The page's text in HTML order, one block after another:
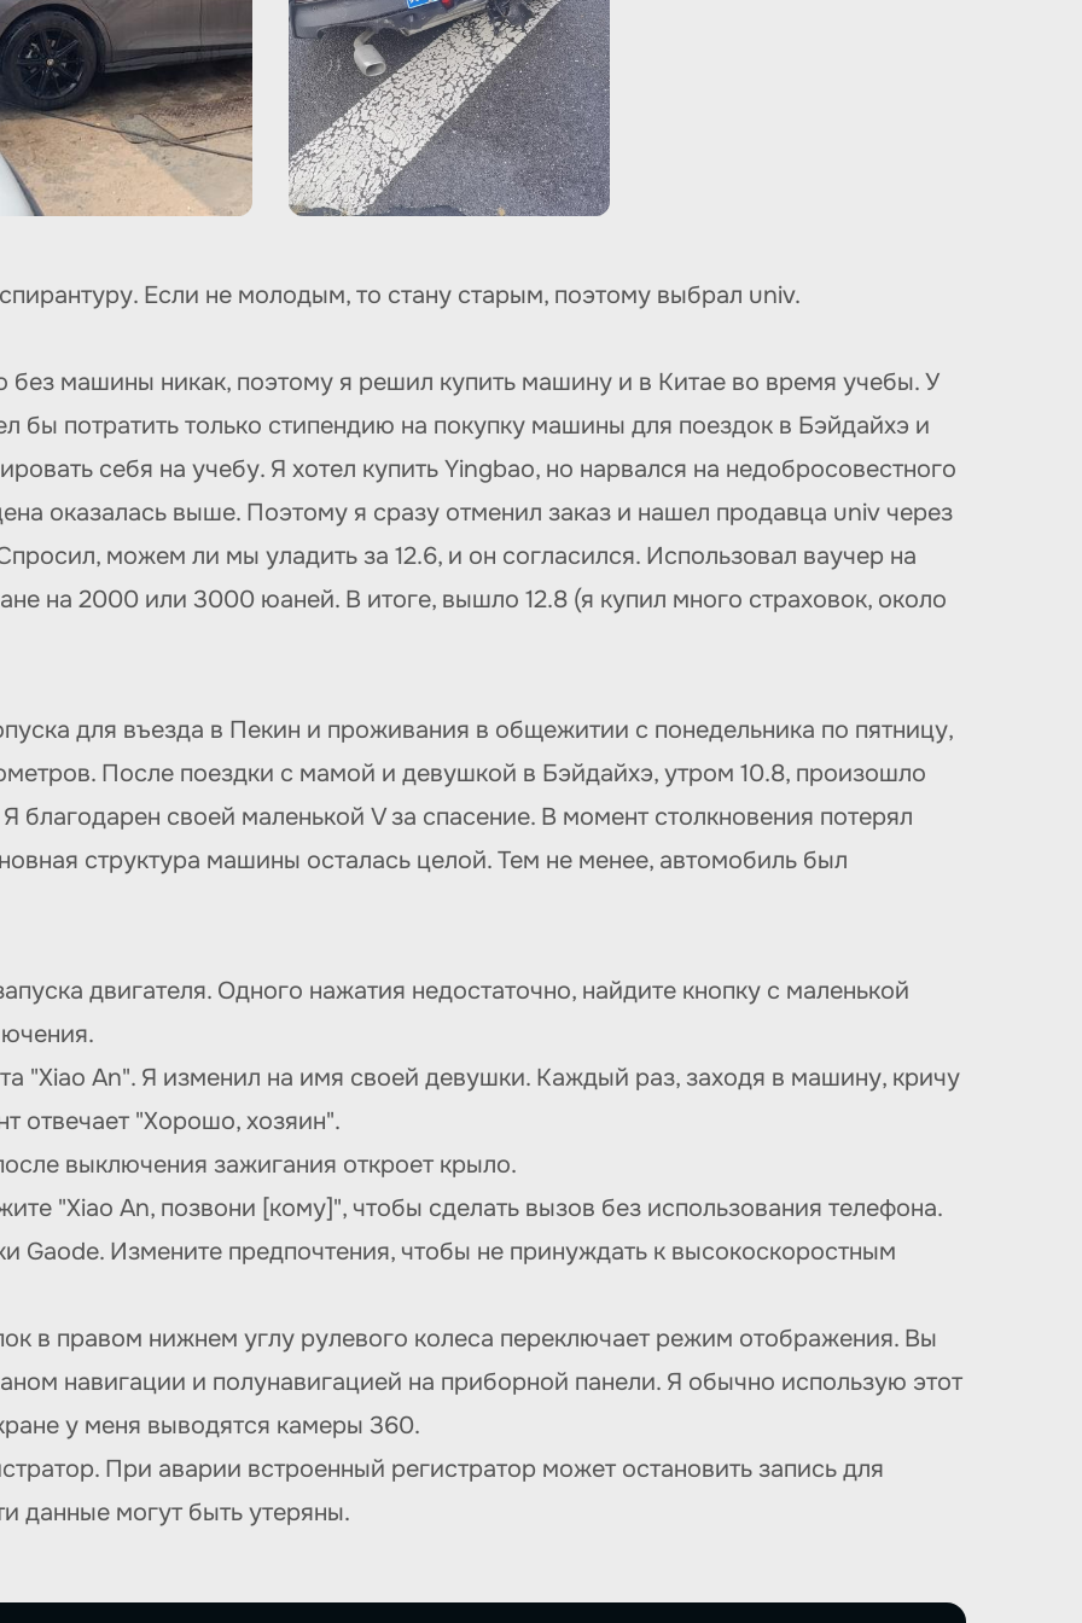
Если не молодым, то стану старым, поэтому выбрал univ.
без машины никак, поэтому я решил купить машину и в Китае во время учебы. У
бы потратить только стипендию на покупку машины для поездок в Бэйдайхэ и
себя на учебу. Я хотел купить Yingbao, но нарвался на недобросовестного
оказалась выше. Поэтому я сразу отменил заказ и нашел продавца univ через
можем ли мы уладить за 12.6, и он согласился. Использовал ваучер на
на 2000 или 3000 юаней. В итоге, вышло 12.8 (я купил много страховок, около
для въезда в Пекин и проживания в общежитии с понедельника по пятницу,
После поездки с мамой и девушкой в Бэйдайхэ, утром 10.8, произошло
благодарен своей маленькой V за спасение. В момент столкновения потерял
структура машины осталась целой. Тем не менее, автомобиль был
двигателя. Одного нажатия недостаточно, найдите кнопку с маленькой
"Xiao An". Я изменил на имя своей девушки. Каждый раз, заходя в машину, кричу
отвечает "Хорошо, хозяин".
выключения зажигания откроет крыло.
"Xiao An, позвони [кому]", чтобы сделать вызов без использования телефона.
Gaode. Измените предпочтения, чтобы не принуждать к высокоскоростным
в правом нижнем углу рулевого колеса переключает режим отображения. Вы
навигации и полунавигацией на приборной панели. Я обычно использую этот
у меня выводятся камеры 360.
При аварии встроенный регистратор может остановить запись для
данные могут быть утеряны.